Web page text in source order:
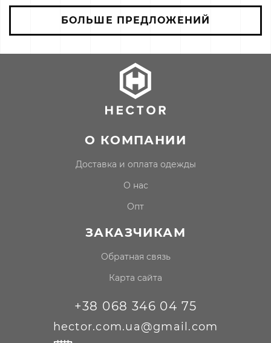
БОЛЬШЕ ПРЕДЛОЖЕНИЙ
О КОМПАНИИ
доставка и оплата одежды
о нас
опт
ЗАКАЗЧИКАМ
Обратная связь
Карта сайта
+38 068 346 04 75
hector.com.ua@gmail.com